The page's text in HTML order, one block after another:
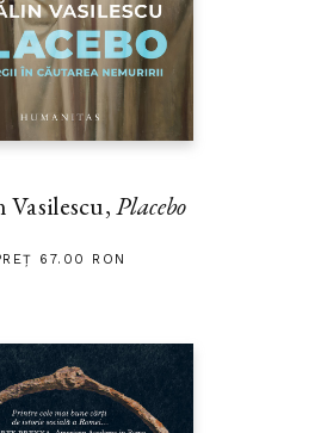
Vasilescu,Placebo
67.00 RON